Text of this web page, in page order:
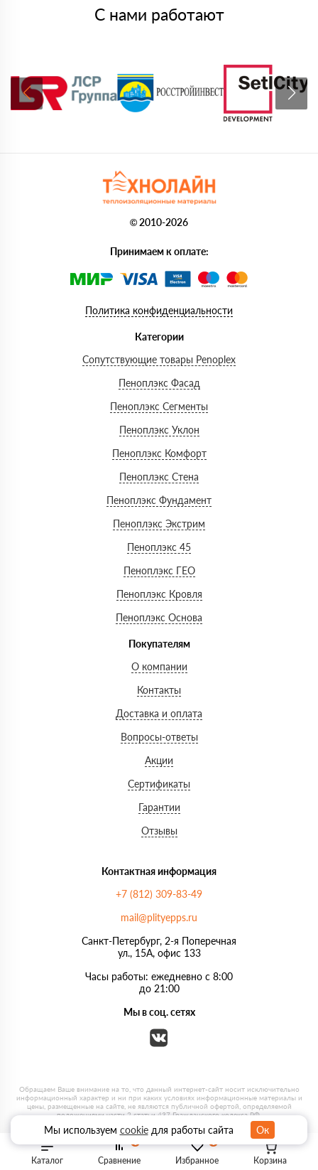
Каталог Избранное
Сравнение Корзина
С нами работают
© 2010-2026
Принимаем к оплате:
Политика конфиденциальности
Категории
Сопутствующие товары Penoplex
Пеноплэкс Фасад
Пеноплэкс Сегменты
Пеноплэкс Уклон
Пеноплэкс Комфорт
Пеноплэкс Стена
Пеноплэкс Фундамент
Пеноплэкс Экстрим
Пеноплэкс 45
Пеноплэкс ГЕО
Пеноплэкс Кровля
Пеноплэкс Основа
Покупателям
О компании
Контакты
Доставка и оплата
Вопросы-ответы
Акции
Сертификаты
Гарантии
Отзывы
Контактная информация
+7 (812) 309-83-49
mail@plityepps.ru
Санкт-Петербург, 2-я Поперечная
ул., 15А, офис 133
Часы работы: ежедневно с 8:00
до 21:00
Мы в соц. сетях
Мы используем cookieдля работы сайта Ок